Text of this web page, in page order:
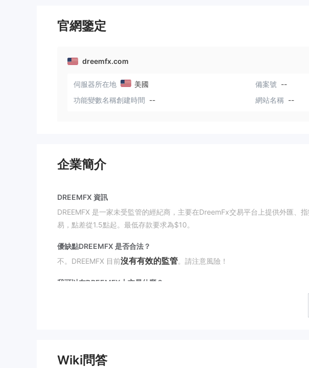
官網鑒定
dreemfx.com
伺服器所在地 美國 備案號 --
功能變數名稱創建時間 -- 網站名稱 --
企業簡介
DREEMFX 資訊
DREEMFX 是一家未受監管的經紀商，主要在DreemFx交易平台上提供外匯、
易，點差從1.5點起。最低存款要求為$10。
優缺點DREEMFX 是否合法？
不。DREEMFX 目前沒有有效的監管。請注意風險！
我可以在DREEMFX上交易什麼？
槓桿
Wiki問答